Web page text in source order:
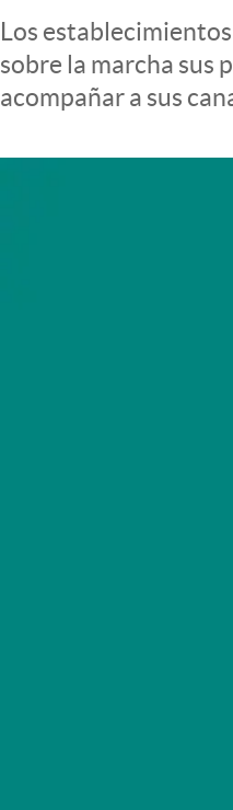
El Cronista Studio
Mediakit
Los
sobre la marcha sus
acompañar a sus